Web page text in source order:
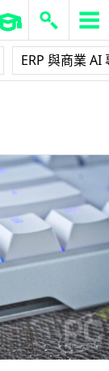
ERP 與商業 AI